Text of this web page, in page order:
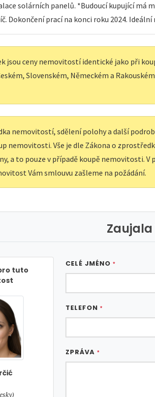
solárních panelů. *Budoucí kupující má
Dokončení prací na konci roku 2024.
jsou ceny nemovitostí identické jako při
Slovenském, Německém a
nemovitostí, sdělení polohy a další
nemovitosti. Vše je dle Zákona o
a to pouze v případě koupě nemovitosti. V
Vám smlouvu zašleme na požádání.
tuto
CELÉ JMÉNO *
TELEFON *
ZPRÁVA *